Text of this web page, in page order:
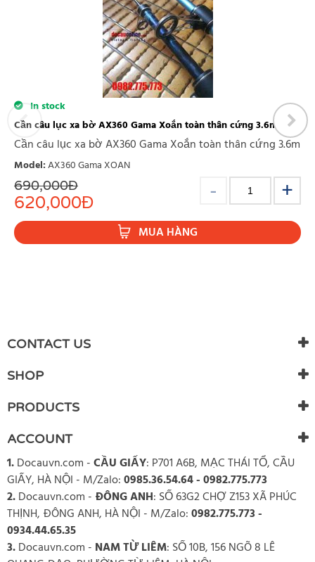
In stock
Cần câu lục xa bờ AX360 Gama Xoắn toàn thân cứng 3.6m
Cần câu lục xa bờ AX360 Gama Xoắn toàn thân cứng 3.6m
Model:AX360 Gama XOAN
690,000Đ
620,000Đ
MUA HÀNG
CONTACT US
SHOP
PRODUCTS
ACCOUNT
1.Docauvn.com -CẦU GIẤY: P701 A6B, MẠC THÁI TỔ, CẦU
GIẤY, HÀ NỘI - M/Zalo:0985.36.54.64 - 0982.775.773
2.Docauvn.com - ĐÔNG ANH: SỐ 63G2 CHỢ Z153 XÃ PHÚC
THỊNH, ĐÔNG ANH, HÀ NỘI - M/Zalo:0982.775.773 -
0934.44.65.35
3.Docauvn.com - NAM TỪ LIÊM: SỐ 10B, 156 NGÕ 8 LÊ